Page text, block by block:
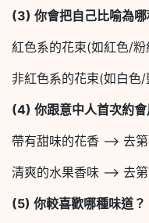
(3) 你會把自己比喻為哪
紅色系的花束(如紅色/
非紅色系的花束(如白
(4) 你跟意中人首次約
帶有甜味的花香 –> 去
清爽的水果香味 –> 去
(5) 你較喜歡哪種味道？